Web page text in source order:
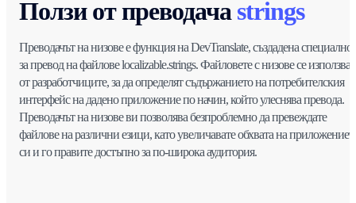
Ползи от преводача strings
Преводачът на низове е функция на DevTranslate, създадена специално
за превод на файлове localizable.strings. Файловете с низове се използват
от разработчиците, за да определят съдържанието на потребителския
интерфейс на дадено приложение по начин, който улеснява превода.
Преводачът на низове ви позволява безпроблемно да превеждате
файлове на различни езици, като увеличавате обхвата на
си и го правите достъпно за по-широка аудитория.